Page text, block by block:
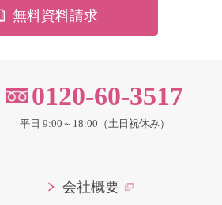
無料資料請求
0120-60-3517
平日 9:00～18:00（土日祝休み）
会社概要